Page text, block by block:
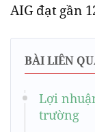
AIG đạt gần
BÀI LIÊN
Lợi
trường